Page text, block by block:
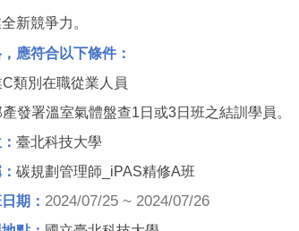
新競爭力。
應符合以下條件：
類別在職從業人員
發署溫室氣體盤查1日或3日班之結訓學員。
臺北科技大學
碳規劃管理師_iPAS精修A班
期： 2024/07/25 ~ 2024/07/26